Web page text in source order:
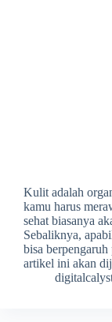
Kulit adalah
kamu harus
sehat biasanya
Sebaliknya,
bisa
artikel ini akan